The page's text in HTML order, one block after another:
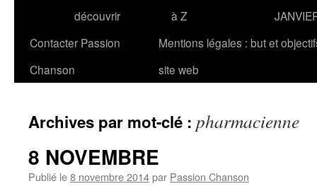
découvrir
à Z
Contacter Passion
Chanson
Mentions légales : but et
site web
Archives par mot-clé : pharmacienne
8 NOVEMBRE
Publié le8 novembre 2014par Passion Chanson